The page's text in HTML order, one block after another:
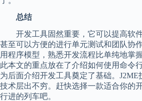
总结
开发工具固然重要，它可以提高软件
甚至可以方便的进行单元测试和团队协
用程序模型，熟悉开发流程比单纯地掌
此本文的重点放在了介绍如何使用命令
为后面介绍开发工具奠定了基础。
技术层出不穷。赶快选择一款适合你的
行进的列车吧。